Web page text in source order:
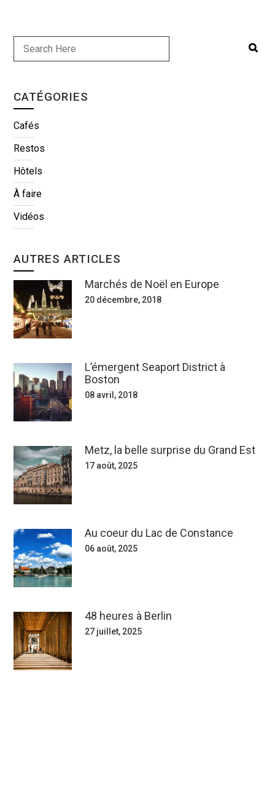
CATÉGORIES
Cafés
Restos
Hôtels
À faire
Vidéos
AUTRES ARTICLES
Marchés de Noël en Europe
20 décembre, 2018
L’émergent Seaport District à
Boston
08 avril, 2018
Metz, la belle surprise du Grand Est
17 août, 2025
Au coeur du Lac de Constance
06 août, 2025
48 heures à Berlin
27 juillet, 2025